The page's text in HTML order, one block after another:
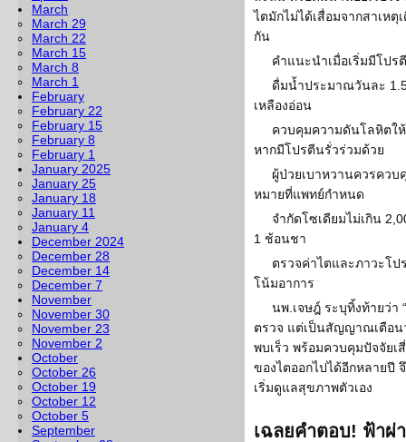
March
March 29
March 22
March 15
March 8
March 1
February
February 22
February 15
February 8
February 1
January 2025
January 25
January 18
January 11
January 4
December 2024
December 28
December 14
December 7
November
November 30
November 23
November 2
October
October 26
October 19
October 12
October 5
September
ไตมักไม่ได้เสื่อมจากสาเห
กัน
คำแนะนำเมื่อเริ่มมีโปร
ดื่มน้ำประมาณวันละ
เหลืองอ่อน
ควบคุมความดันโลหิตใ
หากมีโปรตีนรั่วร่วมด้วย
ผู้ป่วยเบาหวานควรควบ
หมายที่แพทย์กำหนด
จำกัดโซเดียมไม่เกิน
1 ช้อนชา
ตรวจค่าไตและภาวะโ
โน้มอาการ
นพ.เจษฎ์ ระบุทิ้งท้ายว่า
ตรวจ แต่เป็นสัญญาณเตือน
พบเร็ว พร้อมควบคุมปัจจัยเ
ของไตออกไปได้อีกหลายปี
เริ่มดูแลสุขภาพตัวเอง
เฉลยคำตอบ! ฟ้าผ่